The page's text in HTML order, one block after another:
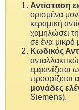
Αντίσταση
ορισμένα
κεραμική
χαμηλώσει
σε ένα μικρό
Κωδικός
εμφανίζεται
προορίζεται
μονάδες
Siemens).